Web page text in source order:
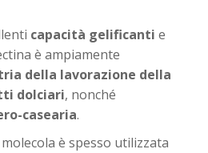
capacità gelificanti e
è ampiamente
della lavorazione della
dolciari, nonché
casearia.
è spesso utilizzata